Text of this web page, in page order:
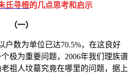
氏寻根的几点思考和启示
（一）
户数为单位已达70.5%，在这良好
极为重要问题，2006年我们理族谱
祖人坟墓究竟在哪里的问题，据上